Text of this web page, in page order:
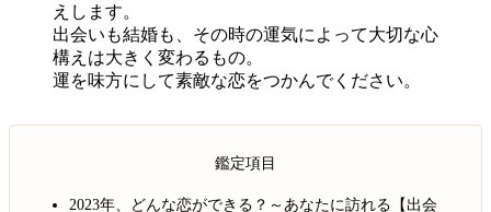
えします。
出会いも結婚も、その時の運気によって大切な心
構えは大きく変わるもの。
運を味方にして素敵な恋をつかんでください。
鑑定項目
2023年、どんな恋ができる？～あなたに訪れる【出会